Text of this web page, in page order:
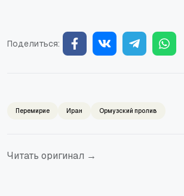
Поделиться:
Перемирие Иран Ормузский пролив
Читать оригинал →